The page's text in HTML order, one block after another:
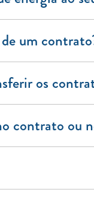
um
os
contrato ou